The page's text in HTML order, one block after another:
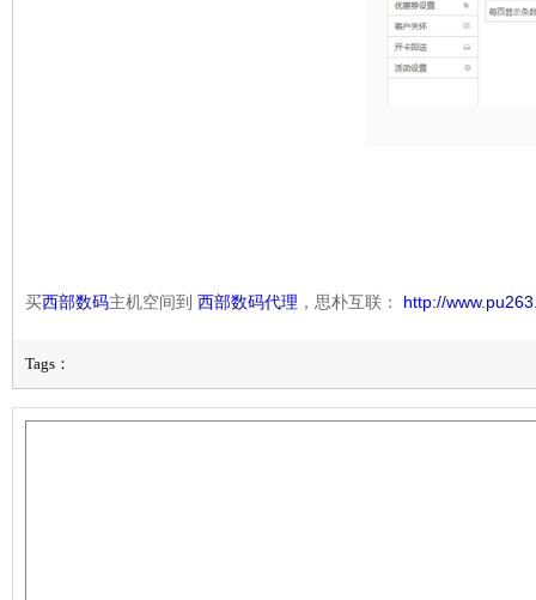
买西部数码主机空间到 西部数码代理 ，思朴互联： http://
Tags：